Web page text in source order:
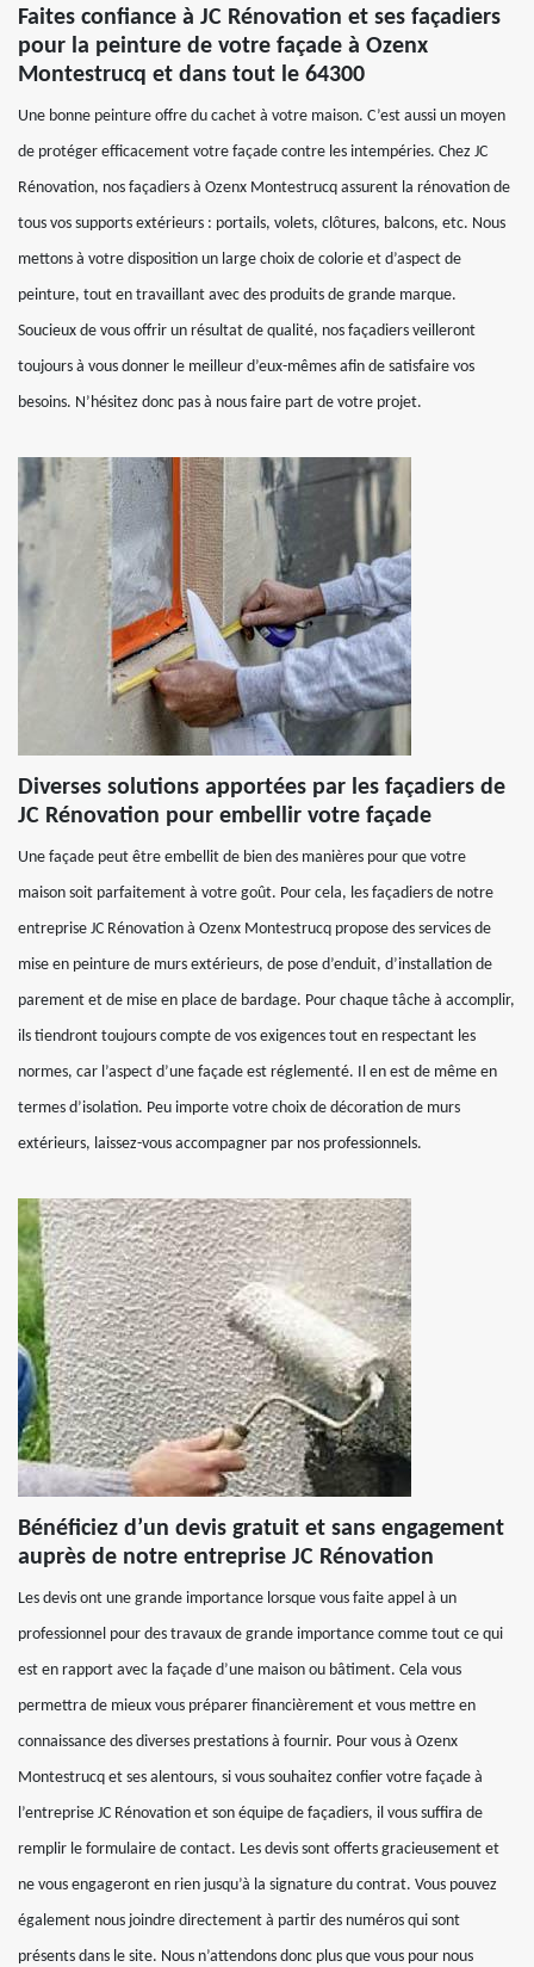
Faites confiance à JC Rénovation et ses façadiers
pour la peinture de votre façade à Ozenx
Montestrucq et dans tout le 64300
Une bonne peinture offre du cachet à votre maison. C’est aussi un moyen
de protéger efficacement votre façade contre les intempéries. Chez JC
Rénovation, nos façadiers à Ozenx Montestrucq assurent la rénovation de
tous vos supports extérieurs : portails, volets, clôtures, balcons, etc. Nous
mettons à votre disposition un large choix de colorie et d’aspect de
peinture, tout en travaillant avec des produits de grande marque.
Soucieux de vous offrir un résultat de qualité, nos façadiers veilleront
toujours à vous donner le meilleur d’eux-mêmes afin de satisfaire vos
besoins. N’hésitez donc pas à nous faire part de votre projet.
Diverses solutions apportées par les façadiers de
JC Rénovation pour embellir votre façade
Une façade peut être embellit de bien des manières pour que votre
maison soit parfaitement à votre goût. Pour cela, les façadiers de notre
entreprise JC Rénovation à Ozenx Montestrucq propose des services de
mise en peinture de murs extérieurs, de pose d’enduit, d’installation de
parement et de mise en place de bardage. Pour chaque tâche à accomplir,
ils tiendront toujours compte de vos exigences tout en respectant les
normes, car l’aspect d’une façade est réglementé. Il en est de même en
termes d’isolation. Peu importe votre choix de décoration de murs
extérieurs, laissez-vous accompagner par nos professionnels.
Bénéficiez d’un devis gratuit et sans engagement
auprès de notre entreprise JC Rénovation
Les devis ont une grande importance lorsque vous faite appel à un
professionnel pour des travaux de grande importance comme tout ce qui
est en rapport avec la façade d’une maison ou bâtiment. Cela vous
permettra de mieux vous préparer financièrement et vous mettre en
connaissance des diverses prestations à fournir. Pour vous à Ozenx
Montestrucq et ses alentours, si vous souhaitez confier votre façade à
l’entreprise JC Rénovation et son équipe de façadiers, il vous suffira de
remplir le formulaire de contact. Les devis sont offerts gracieusement et
ne vous engageront en rien jusqu’à la signature du contrat. Vous pouvez
également nous joindre directement à partir des numéros qui sont
présents dans le site. Nous n’attendons donc plus que vous pour nous